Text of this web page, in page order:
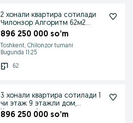
2 хонали квартира сотилади
Чилонзор Алгоритм 62м2
евроремонт
896 250 000 so’m
Toshkent, Chilonzor tumani
Bugunda 11:25
62
3 хонали квартира сотилади 1
чи этаж 9 этажли дом,
Чилонзор Алгоритм
896 250 000 so’m